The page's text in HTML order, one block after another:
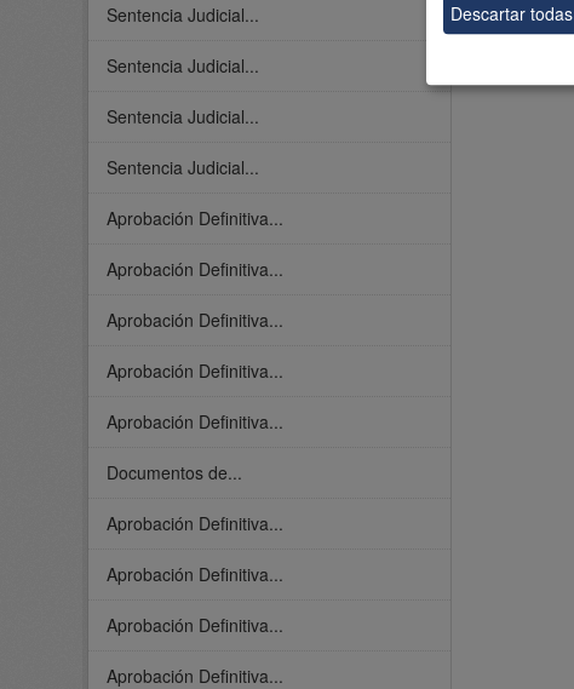
Sentencia Judicial...
Sentencia Judicial...
Sentencia Judicial...
Sentencia Judicial...
Aprobación Definitiva...
Aprobación Definitiva...
Aprobación Definitiva...
Aprobación Definitiva...
Aprobación Definitiva...
Documentos de...
Aprobación Definitiva...
Aprobación Definitiva...
Aprobación Definitiva...
Aprobación Definitiva...
Descartar todas